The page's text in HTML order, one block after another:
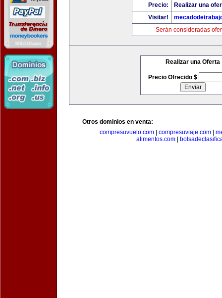
Precio:
Realizar una
Visitar!
Serán consideradas
Realizar una Oferta
Precio Ofrecido $
Otros dominios en venta:
compresuvuelo.com
compresuviaje.com
alimentos.com